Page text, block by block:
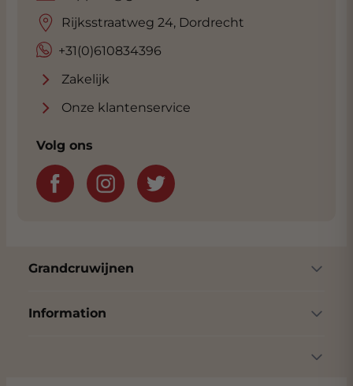
+31(0)610834396
Rijksstraatweg 24, Dordrecht
Zakelijk
Onze klantenservice
Volg ons
Grandcruwijnen
Information